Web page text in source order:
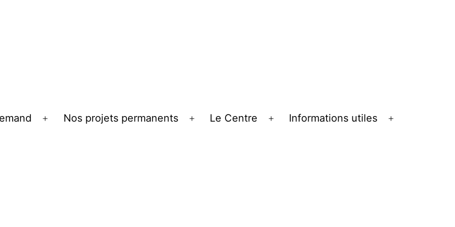
Ouvrir
Nos projets permanents
Ouvrir
Le Centre
Ouvrir
Informations utiles